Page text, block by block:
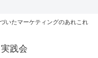
いたマーケティングのあれこれ
践会